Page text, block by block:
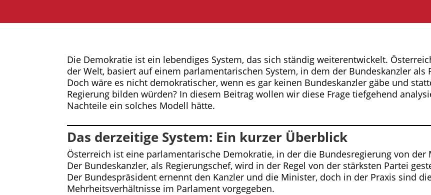
Die Demokratie ist ein lebendiges System, das sich ständig weiterentwickelt.
der Welt, basiert auf einem parlamentarischen System, in dem der Bundeskanzler als
Doch wäre es nicht demokratischer, wenn es gar keinen Bundeskanzler gäbe und
Regierung bilden würden? In diesem Beitrag wollen wir diese Frage tiefgehend
Nachteile ein solches Modell hätte.
Das derzeitige System: Ein kurzer Überblick
Österreich ist eine parlamentarische Demokratie, in der die Bundesregierung von
Der Bundeskanzler, als Regierungschef, wird in der Regel von der stärksten Partei
Der Bundespräsident ernennt den Kanzler und die Minister, doch in der Praxis sind
Mehrheitsverhältnisse im Parlament vorgegeben.